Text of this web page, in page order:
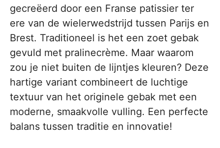
gecreëerd door een Franse patissier ter
ere van de wielerwedstrijd tussen Parijs en
Brest. Traditioneel is het een zoet gebak
gevuld met pralinecrème. Maar waarom
zou je niet buiten de lijntjes kleuren? Deze
hartige variant combineert de luchtige
textuur van het originele gebak met een
moderne, smaakvolle vulling. Een perfecte
balans tussen traditie en innovatie!